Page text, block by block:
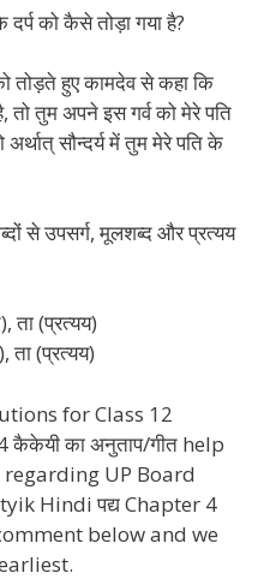
दर्प को कैसे तोड़ा गया है?
तोड़ते हुए कामदेव से कहा कि
तो तुम अपने इस गर्व को मेरे पति
सौन्दर्य में तुम मेरे पति के
से उपसर्ग, मूलशब्द और प्रत्यय
ता (प्रत्यय)
ता (प्रत्यय)
for Class 12
का अनुताप/गीत help
UP Board
Hindi पद्य Chapter 4
below and we